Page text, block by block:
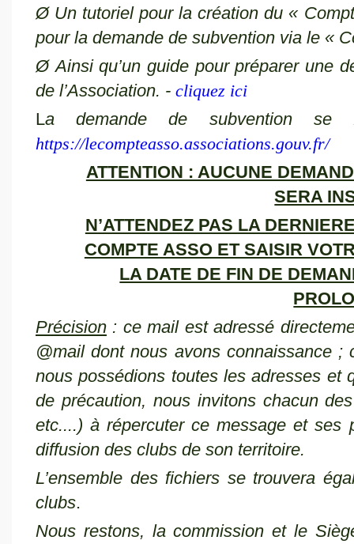
Ø Un tutoriel pour la création du «
pour la demande de subvention via le «
Ø Ainsi qu’un guide pour préparer une
de l’Association. - cliquez ici
La demande de subvention
https://lecompteasso.associations.gouv.fr/
ATTENTION : AUCUNE
SERA
N’ATTENDEZ PAS LA
COMPTE ASSO ET SAISIR
LA DATE DE FIN DE
Précision : ce mail est adressé
@mail dont nous avons connaissance ;
nous possédions toutes les adresses et
de précaution, nous invitons chacun
etc....) à répercuter ce message et
diffusion des clubs de son territoire.
L’ensemble des fichiers se trouvera
clubs.
Nous restons, la commission et le